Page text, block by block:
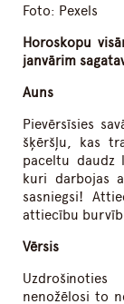
Foto: Pexels
Horoskopu
janvārim
Auns
Pievērsīsies
šķēršļu, kas
paceltu daudz
kuri darbojas
sasniegsi!
attiecību
Vērsis
nenožēlosi to